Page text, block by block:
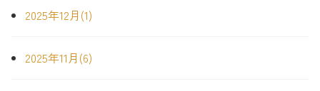
2025年12月(1)
2025年11月(6)